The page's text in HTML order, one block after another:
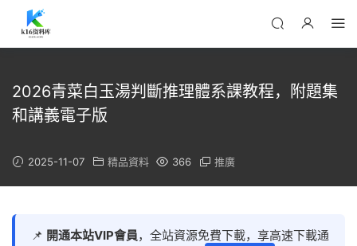
2026青菜白玉湯判斷推理體系課教程，附題集
和講義電子版
2025-11-07 精品資料 366 推廣
📌 開通本站VIP會員，全站資源免費下載，享高速下載通